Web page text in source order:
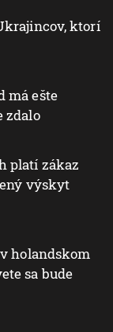
ktorí
má ešte
zdalo
platí zákaz
výskyt
holandskom
sa bude